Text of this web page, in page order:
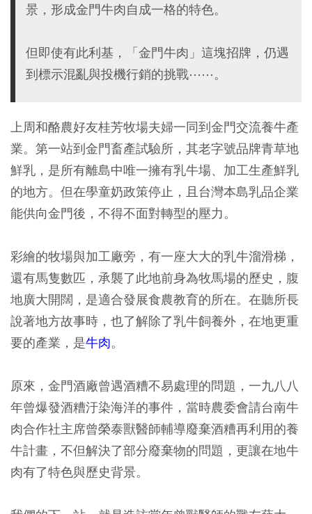
景，形成金門牛肉自成一格的特色。
但即使有此利基，「金門牛肉」這塊招牌，仍遇
到標示混亂與投機行銷的挑戰⋯⋯。
上周和酪農好友桂芳牧場夫婦一同到金門交流養牛產
業。第一站到金門畜產試驗所，其老字號品牌青草地
鮮乳，是所有離島中唯一擁有乳牛場、加工生產鮮乳
的地方。但在學童奶政策停止，且台灣本島乳品企業
能供向金門後，不得不面對轉型的壓力。
彩繪的牧場與加工廠旁，有一座大大的乳牛溜滑梯，
還有馬隻數匹，承襲了此地前身為牧馬場的歷史，腹
地廣大開闊，是適合發展食農教育的所在。在聽所長
說著地方故事時，也了解除了乳牛飼養外，在地更重
要的產業，是牛肉。
原來，金門酒廠曾遇酒糟不易處理的問題，一九八八
年曾爆發酒糟汙染海洋的事件，當時農委會請台南牛
肉合作社主席曾榮泰獸醫師輔導廢棄酒糟再利用的養
牛計畫，不但解決了部分廢棄物的問題，更讓在地牛
肉有了特色與歷史背景。